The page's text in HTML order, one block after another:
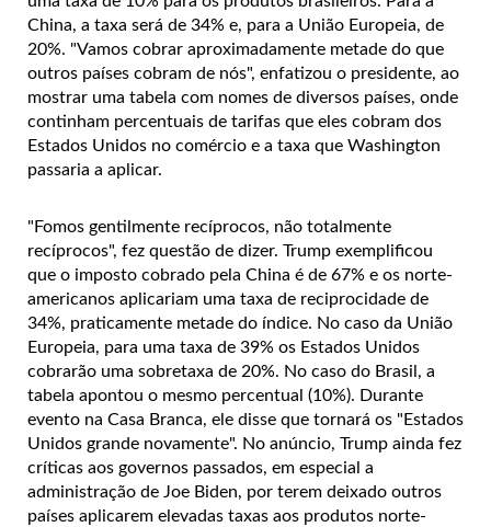
China, a taxa será de 34% e, para a União Europeia, de
20%. "Vamos cobrar aproximadamente metade do que
outros países cobram de nós", enfatizou o presidente, ao
mostrar uma tabela com nomes de diversos países, onde
continham percentuais de tarifas que eles cobram dos
Estados Unidos no comércio e a taxa que Washington
passaria a aplicar.
"Fomos gentilmente recíprocos, não totalmente
recíprocos", fez questão de dizer. Trump exemplificou
que o imposto cobrado pela China é de 67% e os norte-
americanos aplicariam uma taxa de reciprocidade de
34%, praticamente metade do índice. No caso da União
Europeia, para uma taxa de 39% os Estados Unidos
cobrarão uma sobretaxa de 20%. No caso do Brasil, a
tabela apontou o mesmo percentual (10%). Durante
evento na Casa Branca, ele disse que tornará os "Estados
Unidos grande novamente". No anúncio, Trump ainda fez
críticas aos governos passados, em especial a
administração de Joe Biden, por terem deixado outros
países aplicarem elevadas taxas aos produtos norte-